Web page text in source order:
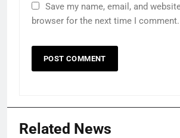
Save my name, email, and
browser for the next time I comment.
Related News